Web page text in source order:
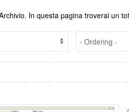
In questa pagina troverai un